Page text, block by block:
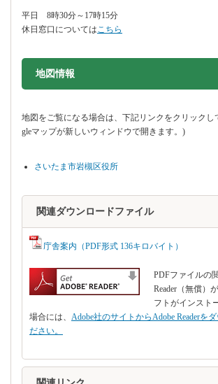
平日 8時30分～17時15分
休日窓口についてはこちら
地図情報
地図をご覧になる場合は、下記リンクをクリックし
gleマップが新しいウィンドウで開きます。)
さいたま市岩槻区役所
関連ダウンロードファイル
庁舎案内（PDF形式 136キロバイト）
PDFファイルの
Reader（無償）
フトがインスト
場合には、 Adobe社のサイトからAdobe Readerを
ださい。